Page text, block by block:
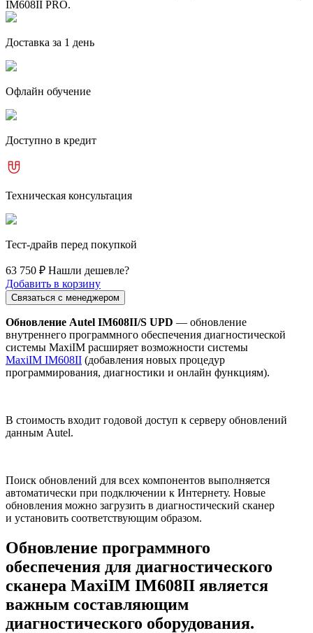
IM608II PRO.
Доставка за 1 день
Офлайн обучение
Доступно в кредит
Техническая консультация
Тест-драйв перед покупкой
63 750 ₽ Нашли дешевле?
Добавить в корзину
Связаться с менеджером
Обновление Autel IM608II/S UPD — обновление
внутреннего программного обеспечения диагностической
системы MaxiIM расширяет возможности системы
MaxiIM IM608II (добавления новых процедур
программирования, диагностики и онлайн функциям).
В стоимость входит годовой доступ к серверу обновлений
данным Autel.
Поиск обновлений для всех компонентов выполняется
автоматически при подключении к Интернету. Новые
обновления можно загрузить в диагностический сканер
и установить соответствующим образом.
Обновление программного
обеспечения для диагностического
сканера MaxiIM IM608II является
важным составляющим
диагностического оборудования.